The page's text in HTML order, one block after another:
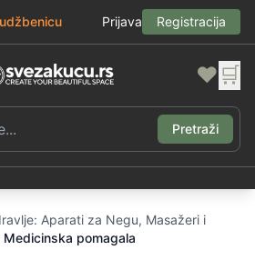
Prijava Registracija
❤️ 🛒
Pretraži
Aparati za Negu, Masažeri i
Medicinska pomagala